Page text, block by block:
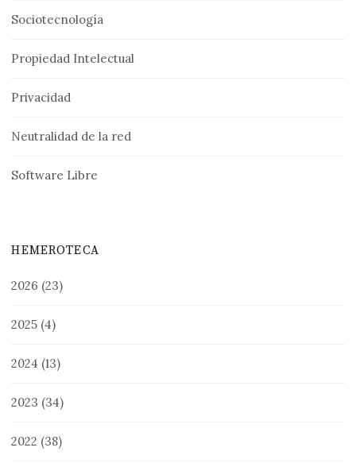
Sociotecnología
Propiedad Intelectual
Privacidad
Neutralidad de la red
Software Libre
HEMEROTECA
2026 (23)
2025 (4)
2024 (13)
2023 (34)
2022 (38)